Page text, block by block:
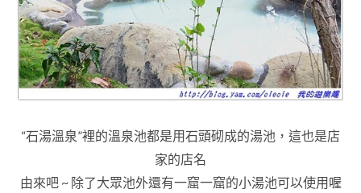
“石湯溫泉”裡的溫泉池都是用石頭砌成的湯池，這也是店
家的店名
由來吧 ~ 除了大眾池外還有一窟一窟的小湯池可以使用喔